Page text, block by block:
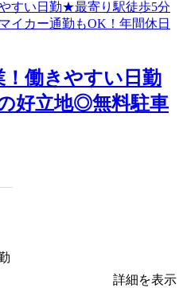
！働きやすい日勤
好立地◎無料駐車
詳細を表示